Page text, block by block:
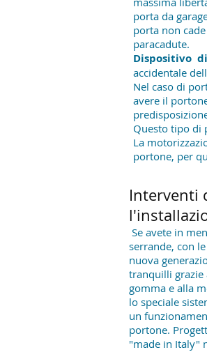
porta da
porta non
paracadute.
Dispositivo
accidentale
Nel caso di
avere il
Questo tipo di
La
portone, per
Interventi
Se avete in
serrande, con
nuova
tranquilli grazie
gomma e alla
lo speciale
un
portone.
"made in Italy"